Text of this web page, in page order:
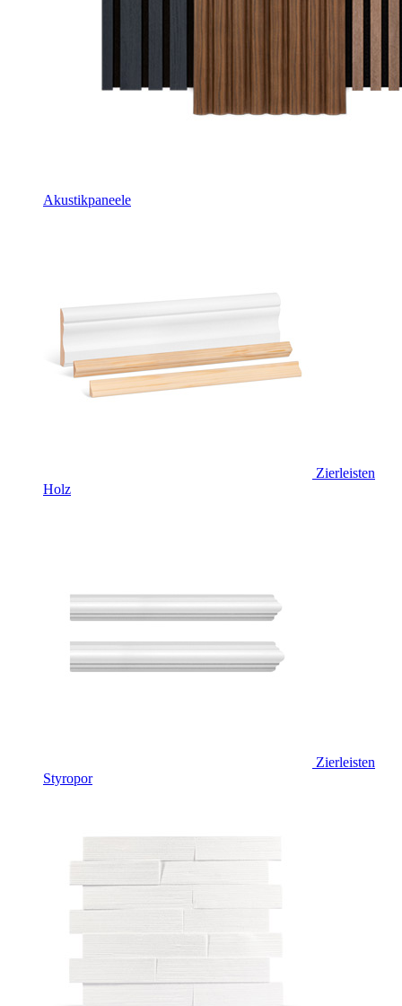
Akustikpaneele
Zierleisten
Holz
Zierleisten
Styropor